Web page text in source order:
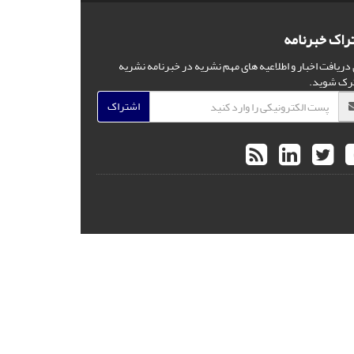
خبرنامه
دریافت اخبار و اطلاعیه های مهم نشریه در خبرنامه نشریه
شوید.
اشتراک